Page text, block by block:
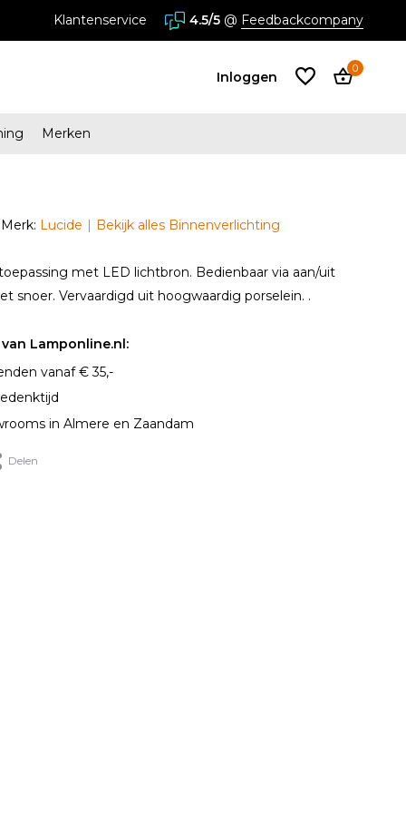
verzending vanaf € 34,95 Megastores in Almere en
Klantenservice 4.5/5 @ Feedbackcompany
Inloggen
Account
0
Merken
Merk: Lucide Bekijk alles Binnenverlichting
met LED lichtbron. Bedienbaar via aan/uit
snoer. Vervaardigd uit hoogwaardig porselein. .
Lamponline.nl:
vanaf € 35,-
in Almere en Zaandam
Delen